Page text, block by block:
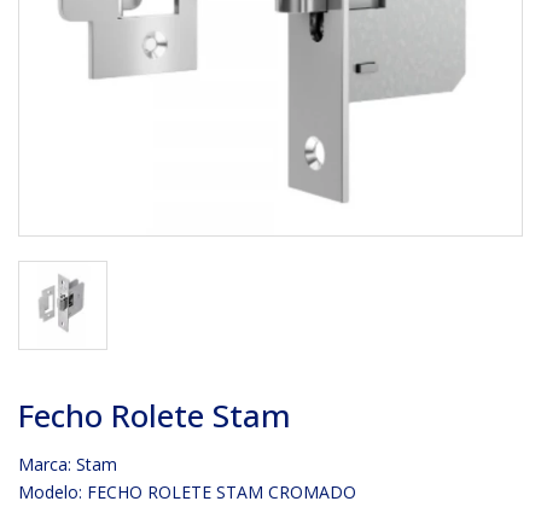
Fecho Rolete Stam
Marca: Stam
Modelo: FECHO ROLETE STAM CROMADO